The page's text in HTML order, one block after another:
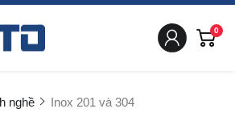
0
nghề Inox 201 và 304